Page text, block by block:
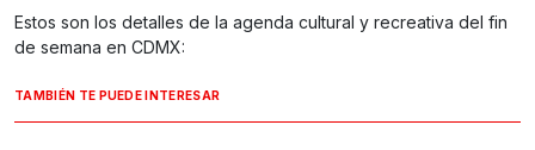
Estos son los detalles de la agenda cultural y recreativa del fin
de semana en CDMX:
TAMBIÉN TE PUEDE INTERESAR